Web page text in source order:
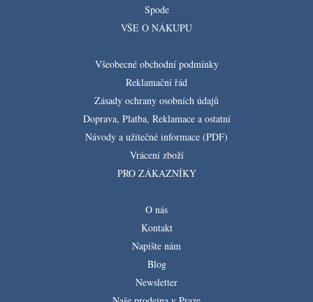
Spode
VŠE O NÁKUPU
Všeobecné obchodní podmínky
Reklamační řád
Zásady ochrany osobních údajů
Doprava, Platba, Reklamace a ostatní
Návody a užitečné informace (PDF)
Vrácení zboží
PRO ZÁKAZNÍKY
O nás
Kontakt
Napište nám
Blog
Newsletter